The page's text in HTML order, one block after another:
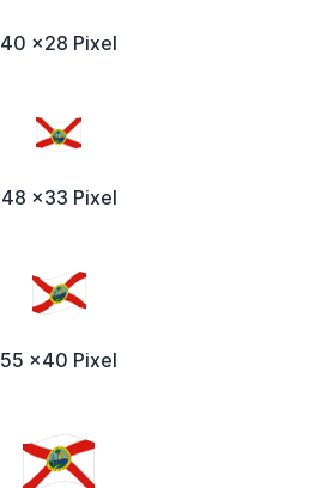
40 x28 Pixel
48 x33 Pixel
55 x40 Pixel